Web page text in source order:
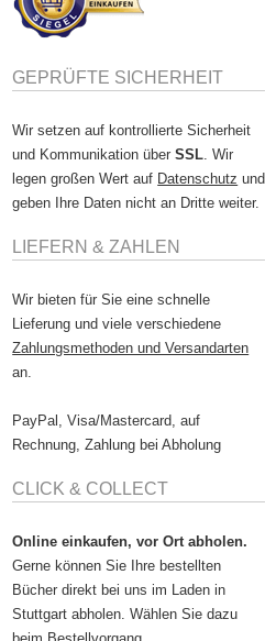
GEPRÜFTE SICHERHEIT
Wir setzen auf kontrollierte Sicherheit
und Kommunikation überSSL. Wir
legen großen Wert auf Datenschutz und
geben Ihre Daten nicht an Dritte weiter.
LIEFERN & ZAHLEN
Wir bieten für Sie eine schnelle
Lieferung und viele verschiedene
Zahlungsmethoden und Versandarten
an.
PayPal, Visa/Mastercard, auf
Rechnung, Zahlung bei Abholung
CLICK & COLLECT
Online einkaufen, vor Ort abholen.
Gerne können Sie Ihre bestellten
Bücher direkt bei uns im Laden in
Stuttgart abholen. Wählen Sie dazu